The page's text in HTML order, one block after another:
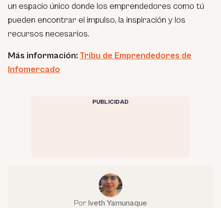
un espacio único donde los emprendedores como tú
pueden encontrar el impulso, la inspiración y los
recursos necesarios.
Más información: Tribu de Emprendedores de
Infomercado
PUBLICIDAD
Por Iveth Yamunaque